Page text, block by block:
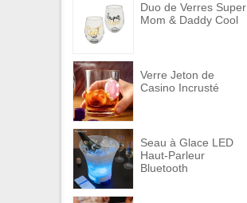
Duo de Verres Super
Mom & Daddy Cool
Verre Jeton de
Casino Incrusté
Seau à Glace LED
Haut-Parleur
Bluetooth